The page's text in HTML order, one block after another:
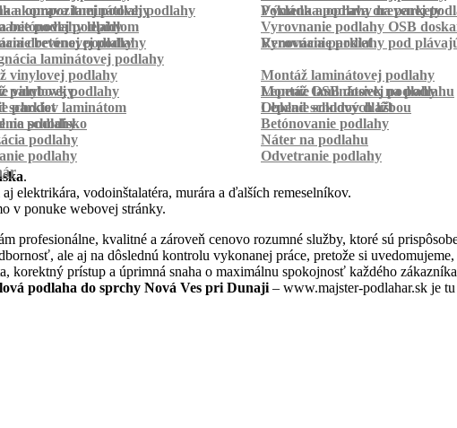
kompozitnej podlahy Pokládka podlahy na parkety
a oprava laminátovej podlahy Výmena a oprava drevenej
betónovej podlahy
podlahy lepidlom Vyrovnanie podlahy OSB
betónovej podlahy Vyrovnanie podlahy pod
drevenej podlahy Renovácia parkiet
laminátovej podlahy
vinylovej podlahy Montáž laminátovej podlahy
palubovky Montáž OSB dosiek na podlahu
vinylovej podlahy Lepenie laminátovej podlahy
parkiet Lepenie soklových líšt
schodov laminátom Obklad schodov dlažbou
na schodisko
podlahy Betónovanie podlahy
podlahy Náter na podlahu
podlahy Odvetranie podlahy
.
elektrikára, vodoinštalatéra, murára a ďalších remeselníkov.
v ponuke webovej stránky.
profesionálne, kvalitné a zároveň cenovo rozumné služby, ktoré sú
ale aj na dôslednú kontrolu vykonanej práce, pretože si
prístup a úprimná snaha o maximálnu spokojnosť každého
podlaha do sprchy Nová Ves pri Dunaji – www.majster-podlahar.sk je tu